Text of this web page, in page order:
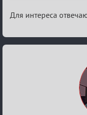
Re:
№50
Для интереса